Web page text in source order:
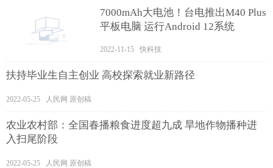
7000mAh大电池！台电推出M40 Plus
平板电脑 运行Android 12系统
2022-11-15 快科技
扶持毕业生自主创业 高校探索就业新路径
2022-05-25 人民网 原创稿
农业农村部：全国春播粮食进度超九成 旱地作物播种进
入扫尾阶段
2022-05-25 人民网 原创稿